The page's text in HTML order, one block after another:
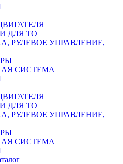
ДЛЯ ТО
РУЛЕВОЕ УПРАВЛЕНИЕ,
СИСТЕМА
ДЛЯ ТО
РУЛЕВОЕ УПРАВЛЕНИЕ,
СИСТЕМА